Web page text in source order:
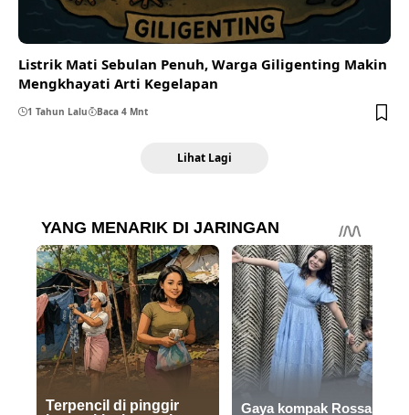
Listrik Mati Sebulan Penuh, Warga Giligenting Makin
Mengkhayati Arti Kegelapan
1 Tahun Lalu Baca 4 Mnt
Lihat Lagi